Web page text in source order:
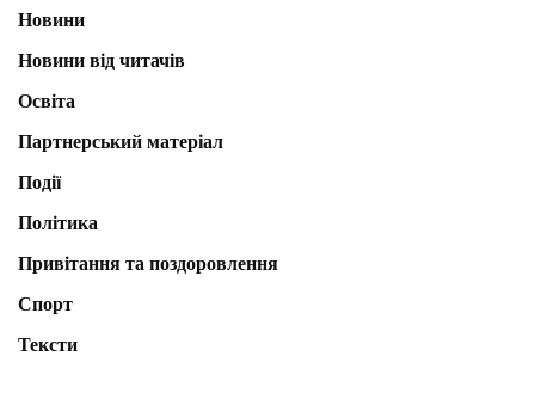
Новини
Новини від читачів
Освіта
Партнерський матеріал
Події
Політика
Привітання та поздоровлення
Спорт
Тексти